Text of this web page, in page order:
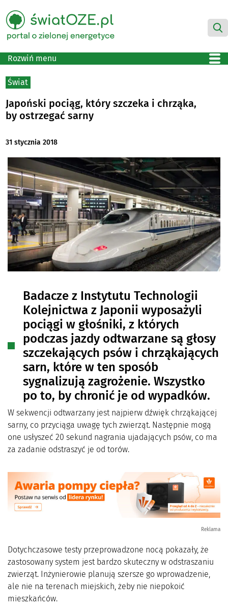
Rozwiń menu
Świat
Japoński pociąg, który szczeka i chrząka,
by ostrzegać sarny
31 stycznia 2018
Badacze z Instytutu Technologii
Kolejnictwa z Japonii wyposażyli
pociągi w głośniki, z których
podczas jazdy odtwarzane są głosy
szczekających psów i chrząkających
sarn, które w ten sposób
sygnalizują zagrożenie. Wszystko
po to, by chronić je od wypadków.
W sekwencji odtwarzany jest najpierw dźwięk chrząkającej
sarny, co przyciąga uwagę tych zwierząt. Następnie mogą
one usłyszeć 20 sekund nagrania ujadających psów, co ma
za zadanie odstraszyć je od torów.
Reklama
Dotychczasowe testy przeprowadzone nocą pokazały, że
zastosowany system jest bardzo skuteczny w odstraszaniu
zwierząt. Inżynierowie planują szersze go wprowadzenie,
ale nie na terenach miejskich, żeby nie niepokoić
mieszkańców.